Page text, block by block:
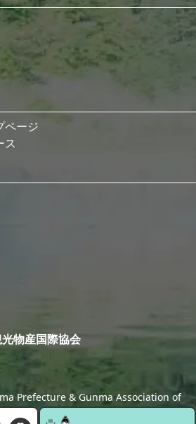
ページ
ス
物産国際協会
Prefecture & Gunma Association of
& International Exchange